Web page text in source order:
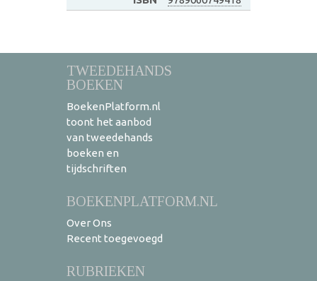
TWEEDEHANDS
BOEKEN
BoekenPlatform.nl
toont het aanbod
van tweedehands
boeken en
tijdschriften
BOEKENPLATFORM.NL
Over Ons
Recent toegevoegd
RUBRIEKEN